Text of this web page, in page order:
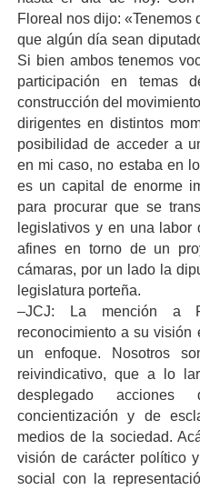
Floreal nos dijo: «Tenemos
que algún día sean
Si bien ambos tenemos
participación en temas
construcción del
dirigentes en distintos
posibilidad de acceder a
en mi caso, no estaba en
es un capital de enorme
para procurar que se
legislativos y en una labor
afines en torno de un
cámaras, por un lado la
legislatura porteña.
–JCJ: La mención a
reconocimiento a su visión
un enfoque. Nosotros
reivindicativo, que a lo
desplegado
concientización y de
medios de la sociedad.
visión de carácter político
social con la